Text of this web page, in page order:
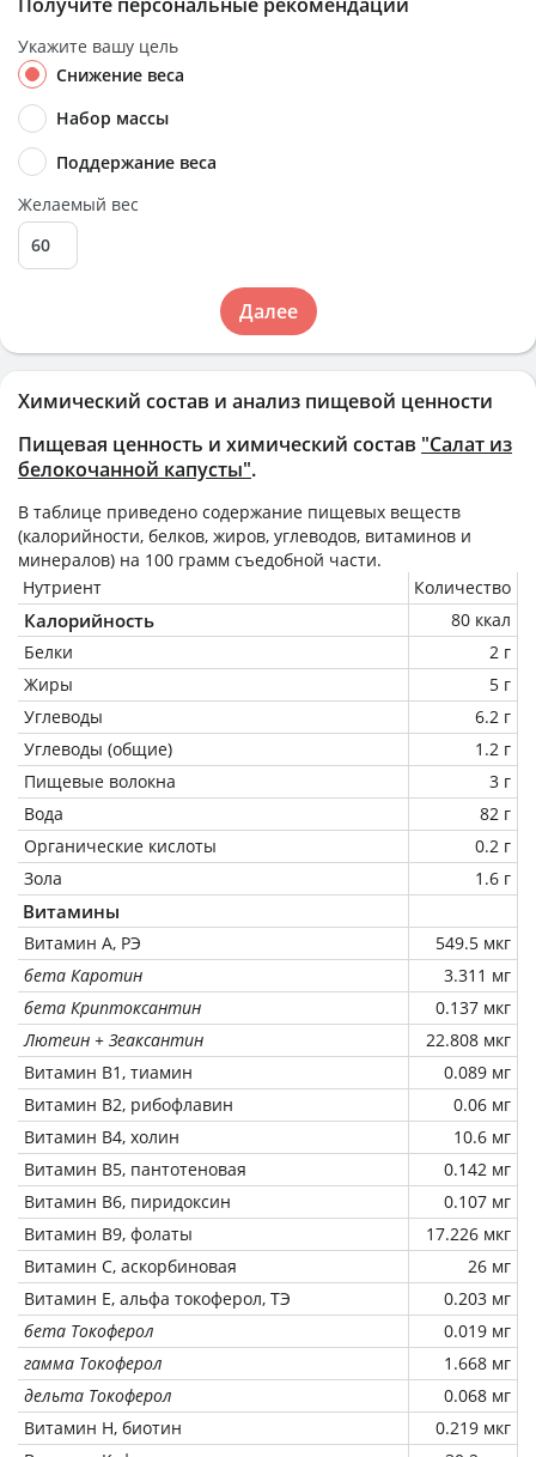
Химический состав и анализ пищевой ценности
Пищевая ценность и химический состав "Салат из
белокочанной капусты".
В таблице приведено содержание пищевых веществ
(калорийности, белков, жиров, углеводов, витаминов и
минералов) на 100 грамм съедобной части.
Нутриент
Количество
Калорийность
80 ккал
Белки
2 г
Жиры
5 г
Углеводы
6.2 г
Углеводы (общие)
1.2 г
Пищевые волокна
3 г
Вода
82 г
Органические кислоты
0.2 г
Зола
1.6 г
Витамины
Витамин А, РЭ
549.5 мкг
бета Каротин
3.311 мг
бета Криптоксантин
0.137 мкг
Лютеин + Зеаксантин
22.808 мкг
Витамин В1, тиамин
0.089 мг
Витамин В2, рибофлавин
0.06 мг
Витамин В4, холин
10.6 мг
Витамин В5, пантотеновая
0.142 мг
Витамин В6, пиридоксин
0.107 мг
Витамин В9, фолаты
17.226 мкг
Витамин C, аскорбиновая
26 мг
Витамин Е, альфа токоферол, ТЭ
0.203 мг
бета Токоферол
0.019 мг
гамма Токоферол
1.668 мг
дельта Токоферол
0.068 мг
Витамин Н, биотин
0.219 мкг
Укажите вашу цель
Снижение веса
Набор массы
Поддержание веса
Желаемый вес
Далее